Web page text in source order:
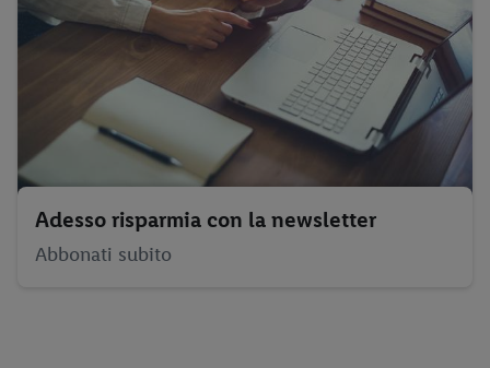
Adesso risparmia con la newsletter
Abbonati subito